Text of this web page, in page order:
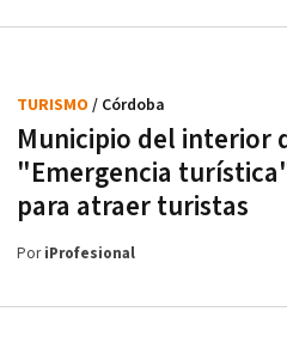
Municipio del interior
"Emergencia
para atraer turistas
TURISMO / Córdoba
PoriProfesional